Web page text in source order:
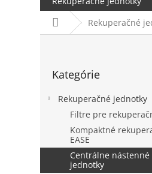
DomovRekuperačné
e
kategórie
Kategórie
Rekuperačné jednotky
Filtre pre
Kompaktné
EASE
Centrálne
jednotky